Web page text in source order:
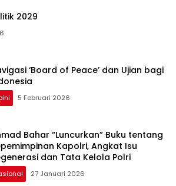
2029
‘Board of Peace’ dan Ujian bagi
5 Februari 2026
Bahar “Luncurkan” Buku tentang
Kapolri, Angkat Isu
dan Tata Kelola Polri
27 Januari 2026